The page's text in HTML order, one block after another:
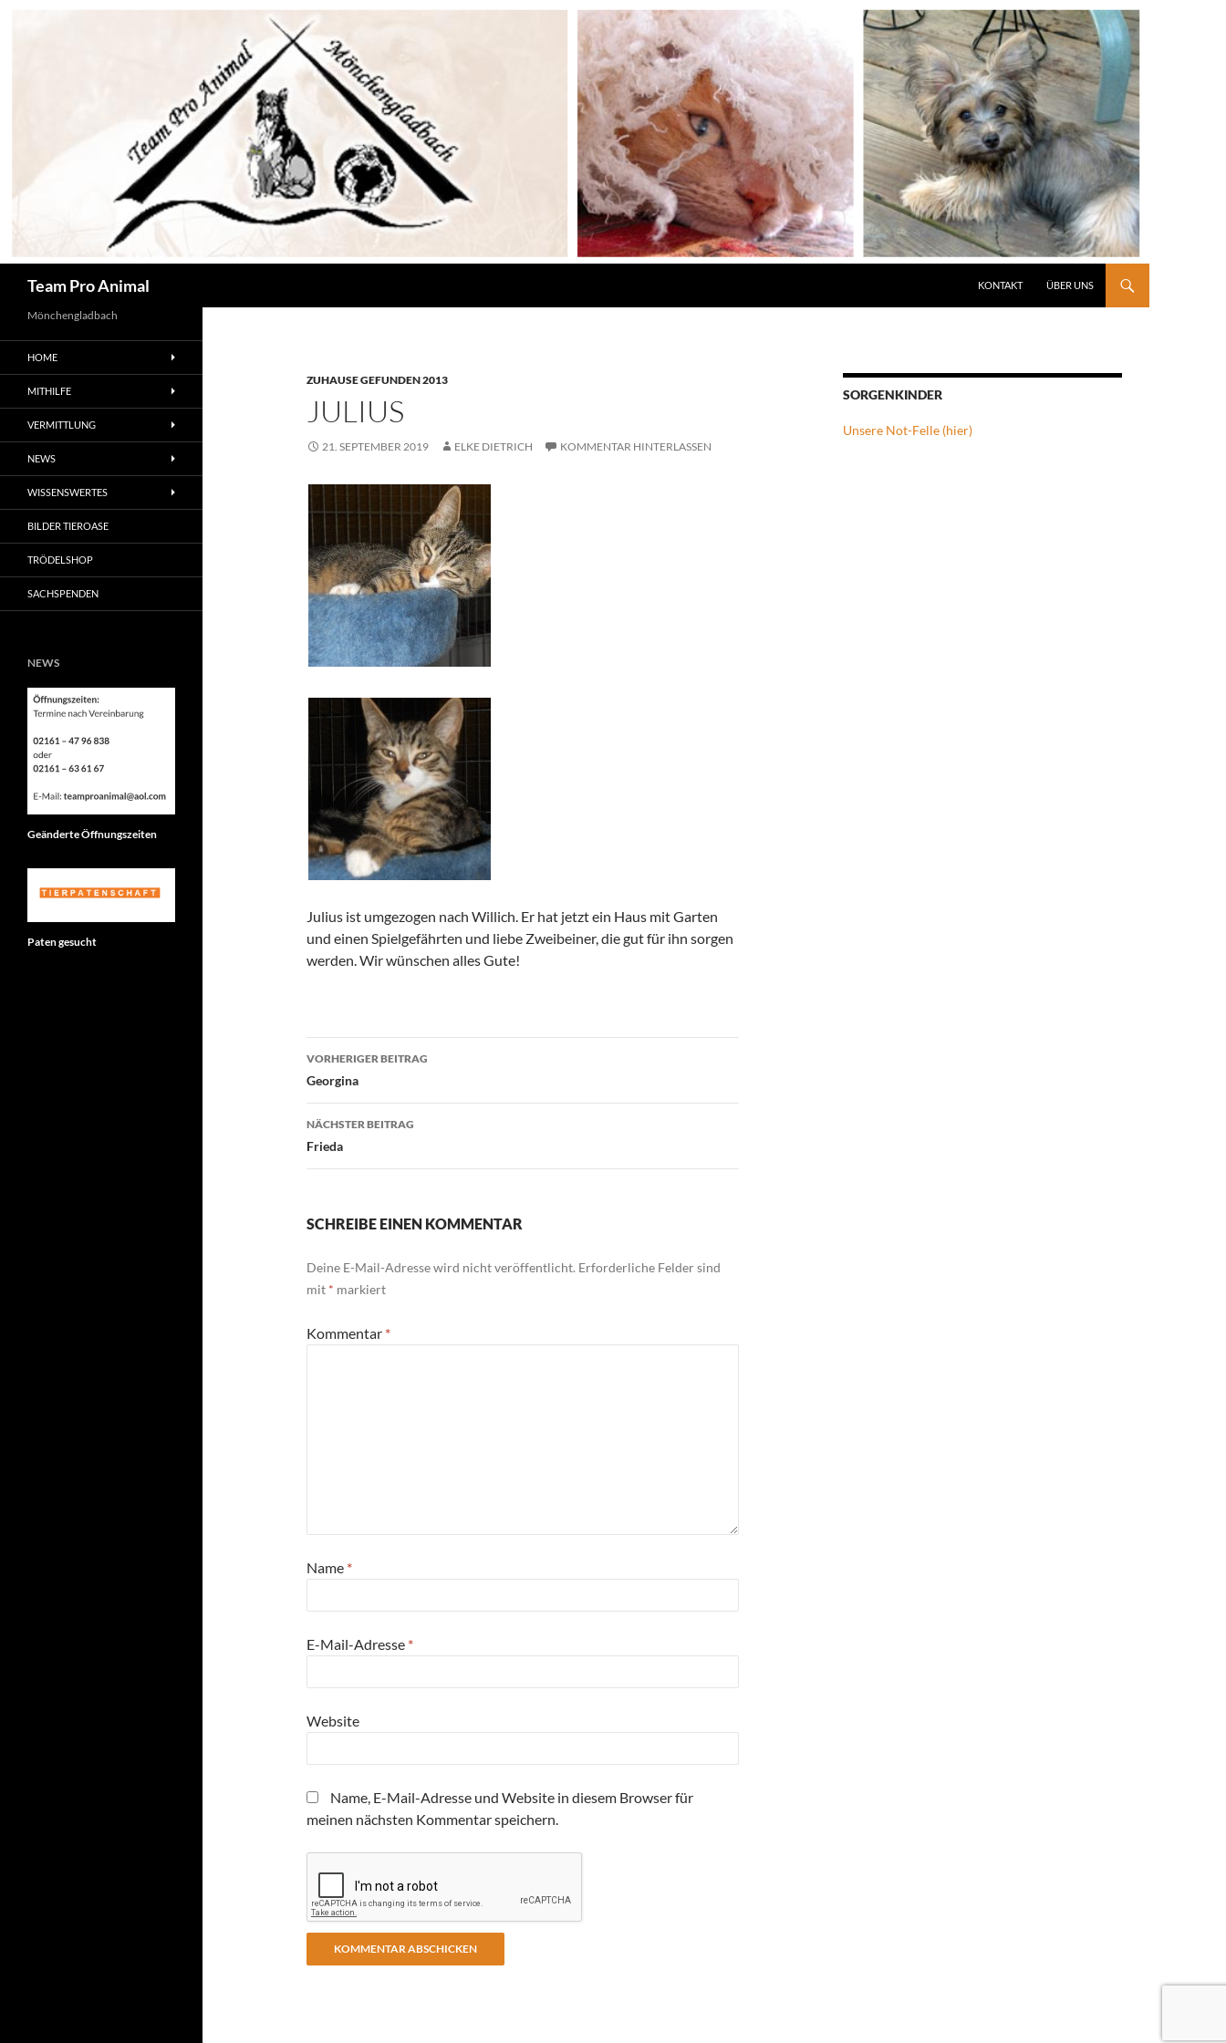
Team Pro Animal KONTAKT ÜBER UNS
ZUHAUSE GEFUNDEN 2013
JULIUS
21. SEPTEMBER 2019 ELKE DIETRICH KOMMENTAR HINTERLASSEN
Julius ist umgezogen nach Willich. Er hat jetzt ein Haus mit Garten
und einen Spielgefährten und liebe Zweibeiner, die gut für ihn sorgen
werden. Wir wünschen alles Gute!
Beitragsnavigation
VORHERIGER BEITRAG
Georgina
NÄCHSTER BEITRAG
Frieda
SCHREIBE EINEN KOMMENTAR
Deine E-Mail-Adresse wird nicht veröffentlicht. Erforderliche Felder sind
mit * markiert
Kommentar *
Name *
E-Mail-Adresse *
Website
Name, E-Mail-Adresse und Website in diesem Browser für
meinen nächsten Kommentar speichern.
SORGENKINDER
Unsere Not-Felle (hier)
Mönchengladbach
HOME
MITHILFE
VERMITTLUNG
NEWS
WISSENSWERTES
BILDER TIEROASE
TRÖDELSHOP
SACHSPENDEN
NEWS
Geänderte Öffnungszeiten
Paten gesucht